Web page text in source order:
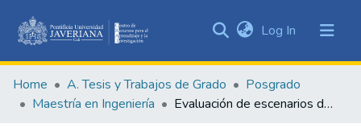
&
Collections
Log In (current)
Home A. Tesis y Trabajos de Grado
Posgrado
Maestría en Ingeniería
Evaluación de escenarios de mejora para la operación de carga y descarga de buques portacontenedores en la Sociedad Portuaria Regional de Buenaventura S.A